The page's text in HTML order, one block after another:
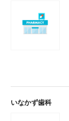
いなかず歯科